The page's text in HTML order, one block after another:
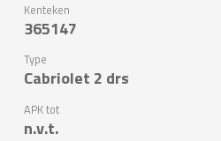
Kenteken
365147
Type
Cabriolet 2 drs
APK tot
n.v.t.